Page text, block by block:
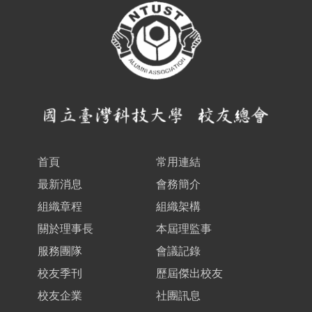
首頁
常用連結
最新消息
會務簡介
組織章程
組織架構
關於理事長
本屆理監事
服務團隊
會議記錄
校友季刊
歷屆傑出校友
校友企業
社團訊息